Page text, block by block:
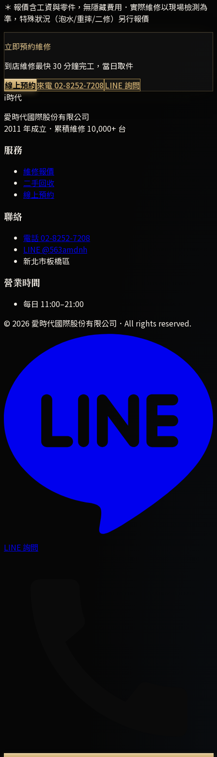
＊ 報價含工資與零件，無隱藏費用．實際維修以現場檢測為
準，特殊狀況（泡水/重摔/二修）另行報價
立即預約維修
到店維修最快 30 分鐘完工，當日取件
線上預約來電 02-8252-7208 LINE 詢問
i時代
愛時代國際股份有限公司
2011 年成立．累積維修 10,000+ 台
服務
維修報價
二手回收
線上預約
聯絡
電話02-8252-7208
LINE@563amdnh
新北市板橋區
營業時間
每日 11:00–21:00
© 2026 愛時代國際股份有限公司 ．All rights reserved.
LINE 詢問